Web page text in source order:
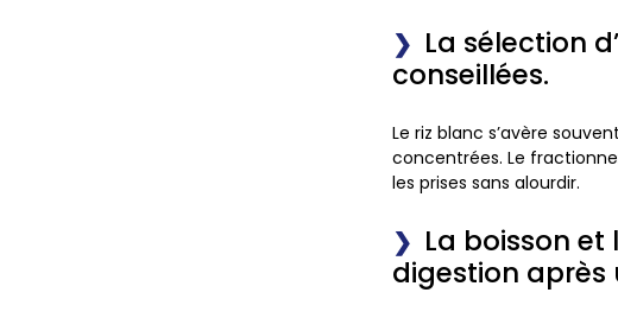
La sélection
conseillées.
Le riz blanc s’avère
concentrées.Le
les prises sans alourdir.
La boisson
digestion après